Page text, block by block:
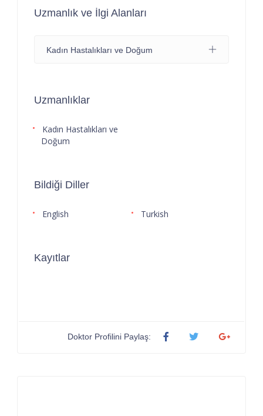
Uzmanlık ve İlgi Alanları
Kadın Hastalıkları ve Doğum
Uzmanlıklar
Kadın Hastalıkları ve
Doğum
Bildiği Diller
English Turkish
Kayıtlar
Doktor Profilini Paylaş: